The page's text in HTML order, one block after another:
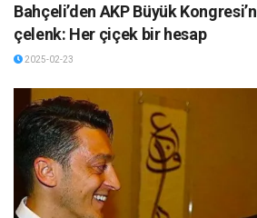
Bahçeli’den AKP Büyük
çelenk: Her çiçek bir hesap
2025-02-23